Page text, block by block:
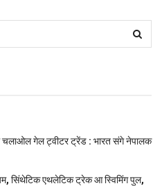
चलाओल गेल ट्वीटर ट्रेंड : भारत संगे नेपालक
सिंथेटिक एथलेटिक ट्रेक आ स्विमिंग पुल,